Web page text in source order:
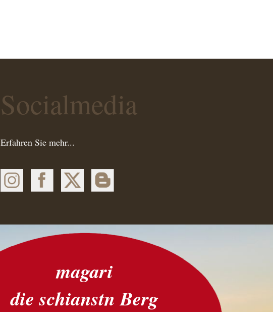
Socialmedia
Erfahren Sie mehr...
magari
die schianstn Berg